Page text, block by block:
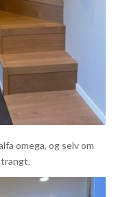
omega, og selv om